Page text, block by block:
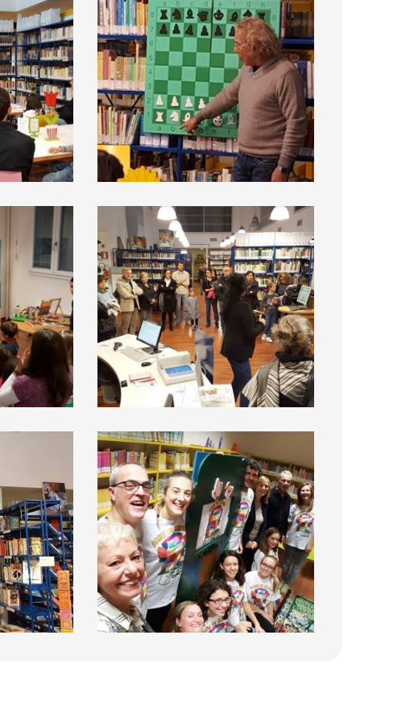
BiblioDay 2016
BiblioDay 2016